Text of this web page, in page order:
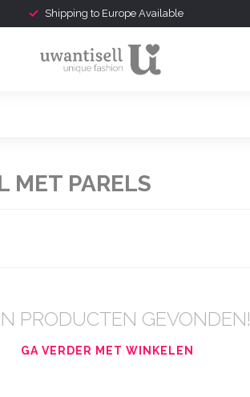
Shipping to Europe Available
MET PARELS
PRODUCTEN GEVONDEN!
GA VERDER MET WINKELEN